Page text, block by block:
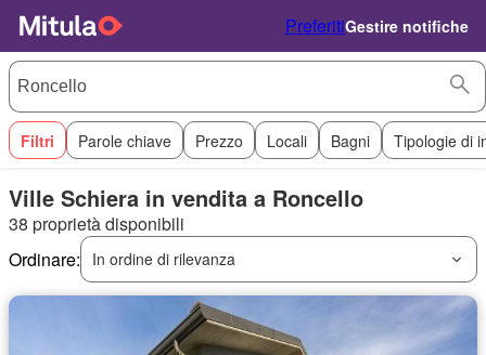
PreferitiGestire notifiche
Filtri Parole chiave Prezzo Locali Bagni Tipologie di
Ville Schiera in vendita a Roncello
38 proprietà disponibili
Ordinare:
In ordine di rilevanza